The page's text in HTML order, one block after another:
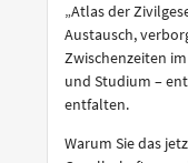
„Atlas der
Austausch,
Zwischenzeiten
und Studium –
entfalten.
Warum Sie das